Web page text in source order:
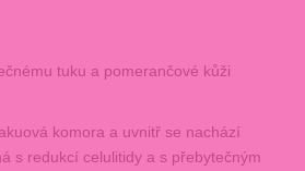
tuku a pomerančové kůži
komora a uvnitř se nachází
s redukcí celulitidy a s přebytečným